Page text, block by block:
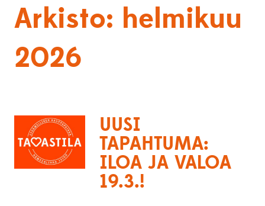
Arkisto: helmikuu
2026
UUSI
TAPAHTUMA:
ILOA JA VALOA
19.3.!